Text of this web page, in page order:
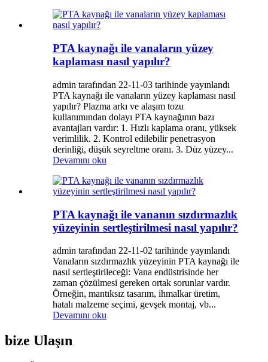
PTA kaynağı ile vanaların yüzey
kaplaması nasıl yapılır?
admin tarafından 22-11-03 tarihinde yayınlandı
PTA kaynağı ile vanaların yüzey kaplaması nasıl
yapılır? Plazma arkı ve alaşım tozu
kullanımından dolayı PTA kaynağının bazı
avantajları vardır: 1. Hızlı kaplama oranı, yüksek
verimlilik. 2. Kontrol edilebilir penetrasyon
derinliği, düşük seyreltme oranı. 3. Düz yüzey...
Devamını oku
PTA kaynağı ile vananın sızdırmazlık
yüzeyinin sertleştirilmesi nasıl yapılır?
admin tarafından 22-11-02 tarihinde yayınlandı
Vanaların sızdırmazlık yüzeyinin PTA kaynağı ile
nasıl sertleştirileceği: Vana endüstrisinde her
zaman çözülmesi gereken ortak sorunlar vardır.
Örneğin, mantıksız tasarım, ihmalkar üretim,
hatalı malzeme seçimi, gevşek montaj, vb...
Devamını oku
bize Ulaşın